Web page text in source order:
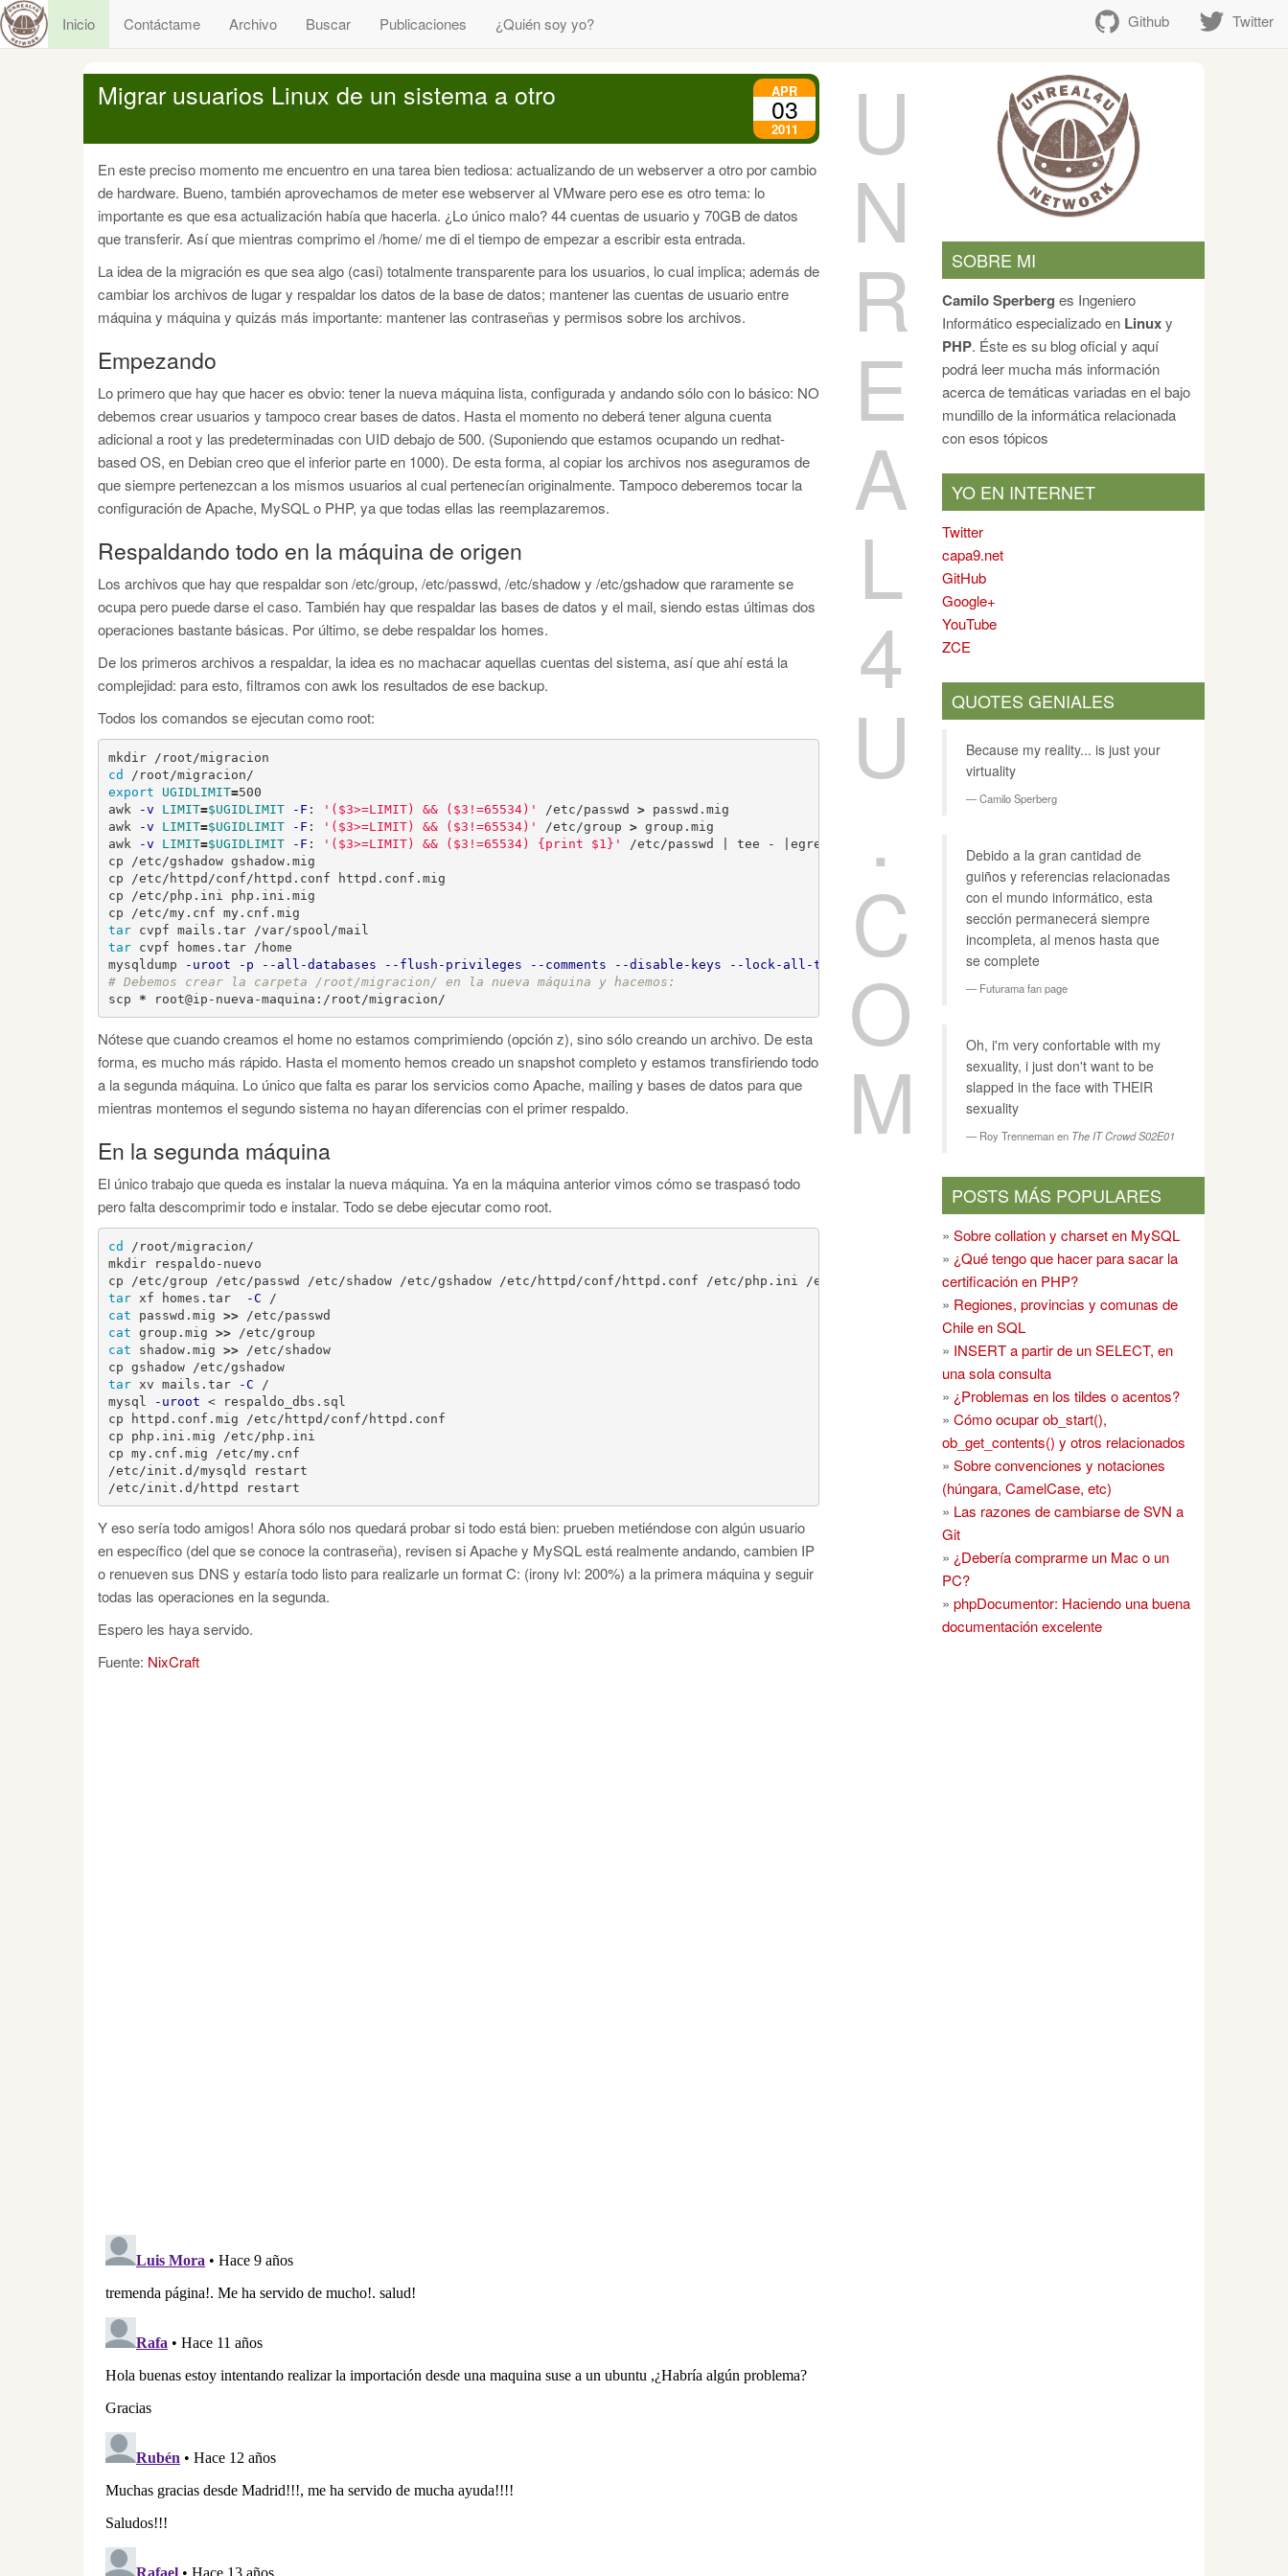
Inicio Contáctame Archivo Buscar Publicaciones ¿Quién soy yo? Github Twitter
Migrar usuarios Linux de un sistema a otro APR
03
2011
En este preciso momento me encuentro en una tarea bien tediosa: actualizando de un webserver a otro por cambio
de hardware. Bueno, también aprovechamos de meter ese webserver al VMware pero ese es otro tema: lo
importante es que esa actualización había que hacerla. ¿Lo único malo? 44 cuentas de usuario y 70GB de datos
que transferir. Así que mientras comprimo el /home/ me di el tiempo de empezar a escribir esta entrada.
La idea de la migración es que sea algo (casi) totalmente transparente para los usuarios, lo cual implica; además de
cambiar los archivos de lugar y respaldar los datos de la base de datos; mantener las cuentas de usuario entre
máquina y máquina y quizás más importante: mantener las contraseñas y permisos sobre los archivos.
Empezando
Lo primero que hay que hacer es obvio: tener la nueva máquina lista, configurada y andando sólo con lo básico: NO
debemos crear usuarios y tampoco crear bases de datos. Hasta el momento no deberá tener alguna cuenta
adicional a root y las predeterminadas con UID debajo de 500. (Suponiendo que estamos ocupando un redhat-
based OS, en Debian creo que el inferior parte en 1000). De esta forma, al copiar los archivos nos aseguramos de
que siempre pertenezcan a los mismos usuarios al cual pertenecían originalmente. Tampoco deberemos tocar la
configuración de Apache, MySQL o PHP, ya que todas ellas las reemplazaremos.
Respaldando todo en la máquina de origen
Los archivos que hay que respaldar son /etc/group, /etc/passwd, /etc/shadow y /etc/gshadow que raramente se
ocupa pero puede darse el caso. También hay que respaldar las bases de datos y el mail, siendo estas últimas dos
operaciones bastante básicas. Por último, se debe respaldar los homes.
De los primeros archivos a respaldar, la idea es no machacar aquellas cuentas del sistema, así que ahí está la
complejidad: para esto, filtramos con awk los resultados de ese backup.
Todos los comandos se ejecutan como root:
cd
export UGIDLIMIT=500
awk
-v LIMIT=$UGIDLIMIT -F : '($3>=LIMIT) && ($3!=65534)' /etc/passwd > passwd.mig
awk
-v LIMIT=$UGIDLIMIT -F : '($3>=LIMIT) && ($3!=65534)' /etc/group > group.mig
awk
-v LIMIT=$UGIDLIMIT -F : '($3>=LIMIT) && ($3!=65534) {print $1}' /etc/passwd | tee - |egrep
cp /etc/gshadow gshadow.mig
cp /etc/httpd/conf/httpd.conf httpd.conf.mig
cp /etc/php.ini php.ini.mig
tar
tar cvpf homes.tar /home
mysqldump
-uroot -p --all-databases --flush-privileges --comments --disable-keys --lock-all-tables --lock-tables --result-file
# Debemos crear la carpeta /root/migracion/ en la nueva máquina y hacemos:
scp * root@ip-nueva-maquina:/root/migracion/
Nótese que cuando creamos el home no estamos comprimiendo (opción z), sino sólo creando un archivo. De esta
forma, es mucho más rápido. Hasta el momento hemos creado un snapshot completo y estamos transfiriendo todo
a la segunda máquina. Lo único que falta es parar los servicios como Apache, mailing y bases de datos para que
mientras montemos el segundo sistema no hayan diferencias con el primer respaldo.
En la segunda máquina
El único trabajo que queda es instalar la nueva máquina. Ya en la máquina anterior vimos cómo se traspasó todo
pero falta descomprimir todo e instalar. Todo se debe ejecutar como root.
cd /root/migracion/
mkdir respaldo-nuevo
cp /etc/group /etc/passwd /etc/shadow /etc/gshadow /etc/httpd/conf/httpd.conf /etc/php.ini /etc/my.cnf respaldo-nuevo/
tar xf homes.tar -C
cat passwd.mig >>
cat group.mig >>
cat shadow.mig >> /etc/shadow
cp gshadow /etc/gshadow
tar xv mails.tar -C /
mysql
-uroot < respaldo_dbs.sql
cp httpd.conf.mig /etc/httpd/conf/httpd.conf
cp php.ini.mig /etc/php.ini
cp my.cnf.mig /etc/my.cnf
/etc/init.d/mysqld restart
/etc/init.d/httpd restart
Y eso sería todo amigos! Ahora sólo nos quedará probar si todo está bien: prueben metiéndose con algún usuario
en específico (del que se conoce la contraseña), revisen si Apache y MySQL está realmente andando, cambien IP
o renueven sus DNS y estaría todo listo para realizarle un format C: (irony lvl: 200%) a la primera máquina y seguir
todas las operaciones en la segunda.
Espero les haya servido.
Fuente: NixCraft
U
N
R
E
A
L
4
U
.
C
O
M
SOBRE MI
Camilo Sperberg es Ingeniero
Informático especializado en Linuxy
PHP. Éste es su blog oficial y aquí
podrá leer mucha más información
acerca de temáticas variadas en el bajo
mundillo de la informática relacionada
con esos tópicos
YO EN INTERNET
Twitter
capa9.net
GitHub
Google+
YouTube
ZCE
QUOTES GENIALES
Because my reality... is just your
virtuality
Camilo Sperberg
Debido a la gran cantidad de
guiños y referencias relacionadas
con el mundo informático, esta
sección permanecerá siempre
incompleta, al menos hasta que
se complete
Futurama fan page
Oh, i'm very confortable with my
sexuality, i just don't want to be
slapped in the face with THEIR
sexuality
Roy Trenneman en The IT Crowd S02E01
POSTS MÁS POPULARES
»Sobre collation y charset en MySQL
» ¿Qué tengo que hacer para sacar la
certificación en PHP?
» Regiones, provincias y comunas de
Chile en SQL
» INSERT a partir de un SELECT, en
una sola consulta
» ¿Problemas en los tildes o acentos?
»Cómo ocupar ob_start(),
ob_get_contents() y otros relacionados
»Sobre convenciones y notaciones
(húngara, CamelCase, etc)
» Las razones de cambiarse de SVN a
Git
» ¿Debería comprarme un Mac o un
PC?
»phpDocumentor: Haciendo una buena
documentación excelente